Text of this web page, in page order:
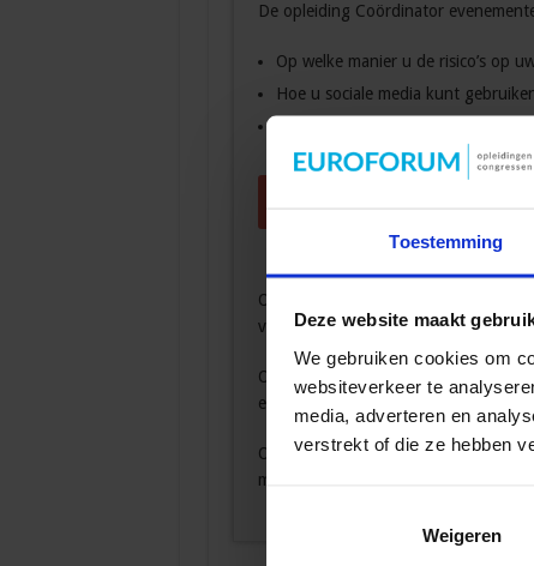
Toestemming
Deze website maakt
We gebruiken cookies om
websiteverkeer te
media, adverteren en
verstrekt of die ze hebben
Weigeren
De opleiding Coördinator
Op welke manier u de risico’s op
Hoe u sociale media kunt
Op het
voor uw evenement.
Op de Cursus Risicoaansprakelijkheid
evenement voorkomt.
Op decursus Crowdmanagement in
mensenmassa’s reguleert en fatale